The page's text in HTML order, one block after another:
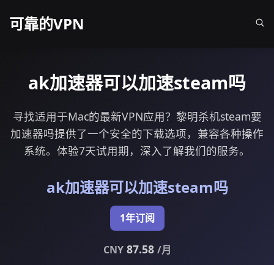
可靠的VPN
ak加速器可以加速steam吗
寻找适用于Mac的最新VPN应用？黎明杀机steam要
加速器吗提供了一个安全的下载选项，兼容各种操作
系统。体验7天试用期，深入了解我们的服务。
ak加速器可以加速steam吗
1年订阅
CNY87.58 /月